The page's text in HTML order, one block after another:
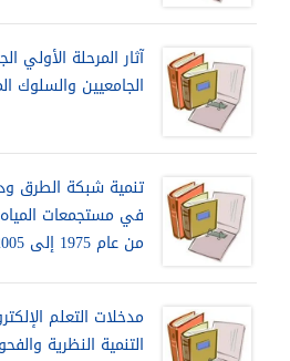
آثار المرحلة الأولي
الجامعيين والسلوك
تنمية شبكة الطرق
في مستجمعات
من عام 1975 إلى 2005
مدخلات التعلم
التنمية النظرية